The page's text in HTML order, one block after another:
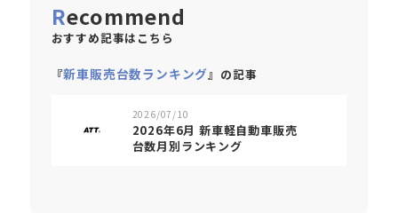
Recommend
おすすめ記事はこちら
『新車販売台数ランキング』の記事
2026/07/10
2026年6月 新車軽自動車販売
台数月別ランキング